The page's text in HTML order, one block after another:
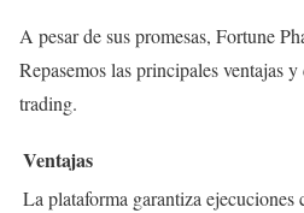
A pesar de sus promesas, Fortune
Repasemos las principales ventajas
trading.
Ventajas
La plataforma garantiza ejecuciones